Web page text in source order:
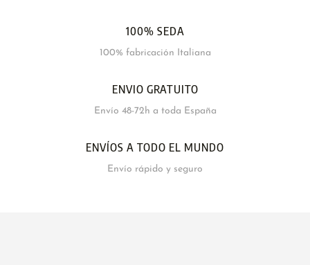
100% SEDA
100% fabricación Italiana
ENVIO GRATUITO
Envío 48-72h a toda España
ENVÍOS A TODO EL MUNDO
Envío rápido y seguro